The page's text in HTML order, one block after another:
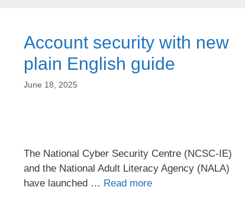
Account security with new
plain English guide
June 18, 2025
The National Cyber Security Centre (NCSC-IE)
and the National Adult Literacy Agency (NALA)
have launched … Read more